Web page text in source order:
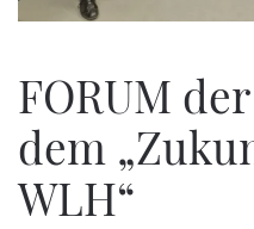
FORUM
dem
WLH“